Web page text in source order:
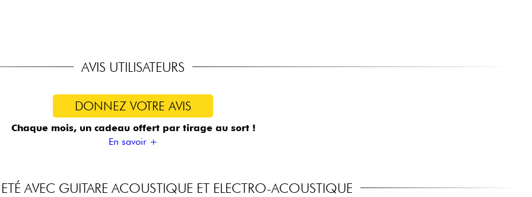
AVIS UTILISATEURS
DONNEZ VOTRE AVIS
Chaque mois, un cadeau offert par tirage au sort !
En savoir +
AVEC GUITARE ACOUSTIQUE ET ELECTRO-ACOUSTIQUE